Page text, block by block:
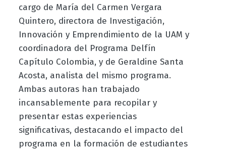
cargo de María del Carmen Vergara
Quintero, directora de Investigación,
Innovación y Emprendimiento de la UAM y
coordinadora del Programa Delfín
Capítulo Colombia, y de Geraldine Santa
Acosta, analista del mismo programa.
Ambas autoras han trabajado
incansablemente para recopilar y
presentar estas experiencias
significativas, destacando el impacto del
programa en la formación de estudiantes